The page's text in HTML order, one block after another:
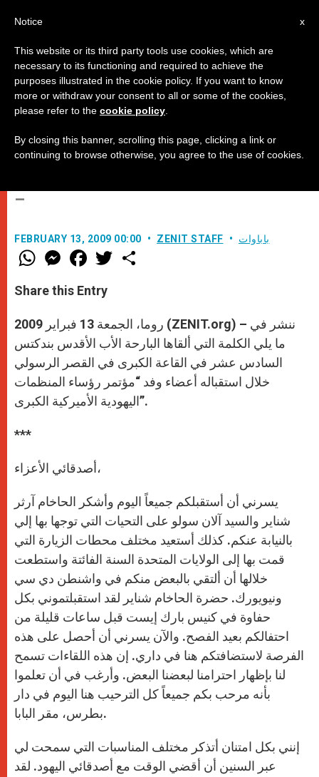
كلمة البابا خلال استقباله أعضاء وفد
"مؤتمر رؤساء المنظمات اليهودية
الأميركية الكبرى
–
FEBRUARY 13, 2009 00:00 ZENIT STAFF باباوات
W
h
t
s
p
p
M
e
s
e
g
e
r
F
a
e
b
o
k
w
r
Share this Entry
روما، الجمعة 13 فبراير 2009 (ZENIT.org) – ننشر في
ما يلي الكلمة التي ألقاها البارحة الأب الأقدس بندكتس
السادس عشر في القاعة الكبرى في القصر الرسولي
خلال استقباله أعضاء وفد “مؤتمر رؤساء المنظمات
اليهودية الأميركية الكبرى”.
***
أصدقائي الأعزاء،
يسرني أن أستقبلكم جميعاً اليوم وأشكر الحاخام آرثر
شناير والسيد آلان سولو على التحيات التي توجها بها إلي
بالنيابة عنكم. كذلك أستعيد مختلف محطات الزيارة التي
قمت بها إلى الولايات المتحدة السنة الفائتة واستطعت
خلالها أن ألتقي بالبعض منكم في واشنطن دي سي
ونيويورك. حضرة الحاخام شناير لقد استقبلتموني بكل
حفاوة في كنيس بارك إيست قبل ساعات قليلة من
احتفالكم بعيد الفصح. والآن يسرني أن أحصل على هذه
الفرصة لاستضافتكم هنا في داري. إن هذه اللقاءات تسمح
لنا بإظهار احترامنا لبعضنا البعض. وأرغب في أن تعلموا
بأنه مرحب بكم جميعاً كل الترحيب هنا اليوم في دار
بطرس، مقر البابا.
إنني بكل امتنان أتذكر مختلف المناسبات التي سمحت لي
عبر السنين أن أقضي الوقت مع أصدقائي اليهود. لقد
x
Notice
This website or its third party tools use cookies, which are
necessary to its functioning and required to achieve the
purposes illustrated in the cookie policy. If you want to know
more or withdraw your consent to all or some of the cookies,
please refer to the cookie policy
By closing this banner, scrolling this page, clicking a link or
continuing to browse otherwise, you agree to the use of cookies.